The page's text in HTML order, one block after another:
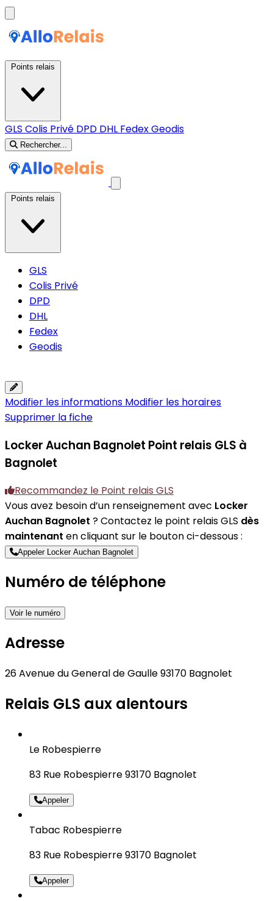
GLS Colis Privé DPD DHL FedexGeodis
Rechercher...
GLS
Colis Privé
DPD
DHL
Fedex
Geodis
Modifier les informations Modifier les horaires
Supprimer la fiche
Locker Auchan Bagnolet Point relais GLS à
Bagnolet
Recommandez le Point relais GLS
Vous avez besoin d’un renseignement avec Locker
Auchan Bagnolet ? Contactez le point relais GLS dès
maintenant en cliquant sur le bouton ci-dessous :
Appeler Locker Auchan Bagnolet
Numéro de téléphone
Voir le numéro
Adresse
26 Avenue du General de Gaulle 93170 Bagnolet
Relais GLS aux alentours
Le Robespierre
83 Rue Robespierre 93170 Bagnolet
Appeler
Tabac Robespierre
83 Rue Robespierre 93170 Bagnolet
Appeler